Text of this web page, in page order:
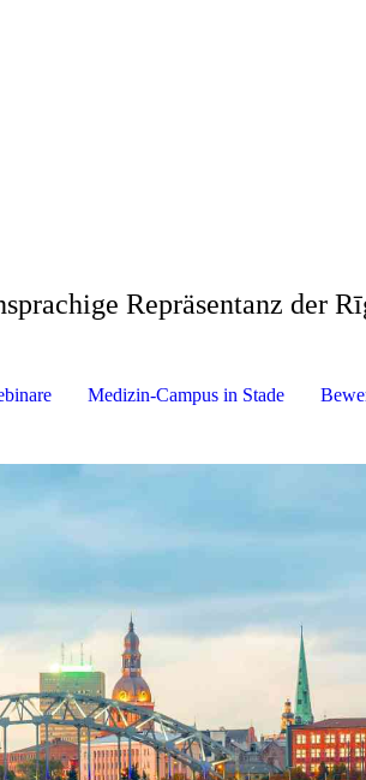
Repräsentanz der
Medizin-Campus in Stade